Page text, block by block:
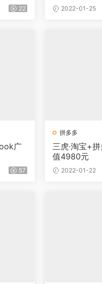
22 2022-01-25
广
57
拼多多
三虎·淘宝+
值4980元
2022-01-22